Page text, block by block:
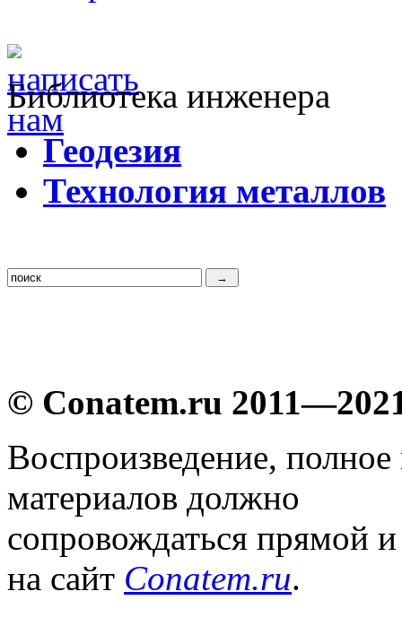
Библиотека инженера
Геодезия
Технология металлов
© Conatem.ru
Воспроизведение,
материалов должно
сопровождаться прямой
на сайт Conatem.ru.